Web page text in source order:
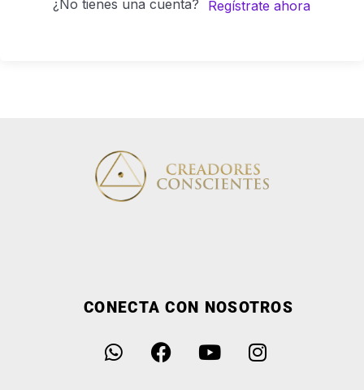
¿No tienes una cuenta? Regístrate ahora
CONECTA CON NOSOTROS